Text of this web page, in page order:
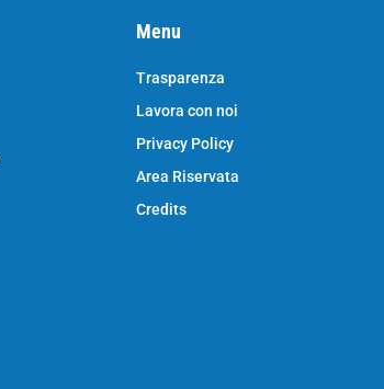
Menu
Trasparenza
Lavora con noi
Privacy Policy
Area Riservata
Credits